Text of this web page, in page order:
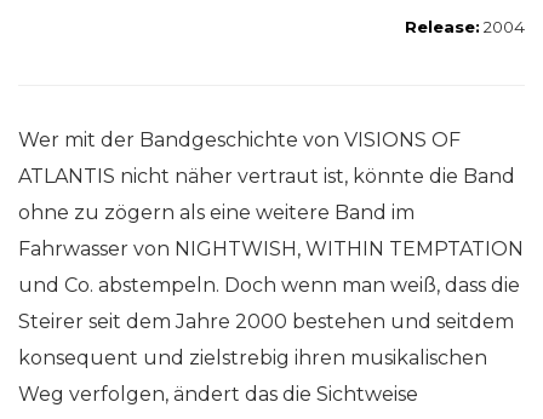
Release: 2004
Wer mit der Bandgeschichte von VISIONS OF
ATLANTIS nicht näher vertraut ist, könnte die Band
ohne zu zögern als eine weitere Band im
Fahrwasser von NIGHTWISH, WITHIN TEMPTATION
und Co. abstempeln. Doch wenn man weiß, dass die
Steirer seit dem Jahre 2000 bestehen und seitdem
konsequent und zielstrebig ihren musikalischen
Weg verfolgen, ändert das die Sichtweise